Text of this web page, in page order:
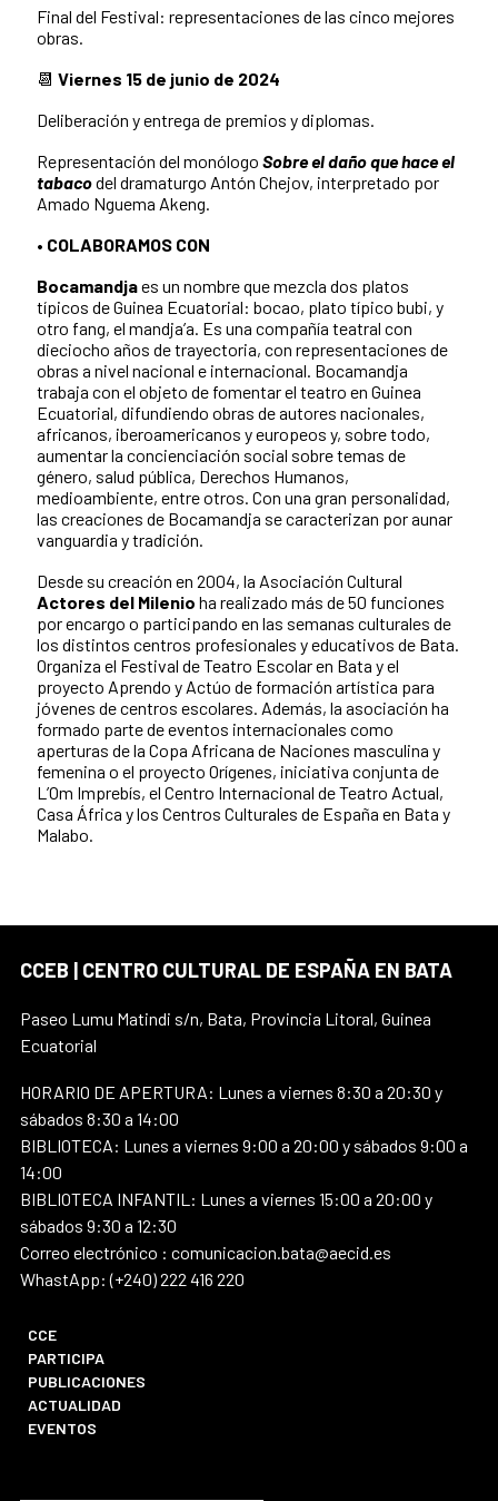
Final del Festival: representaciones de las cinco mejores
obras.
📆 Viernes 15 de junio de 2024
Deliberación y entrega de premios y diplomas.
Representación del monólogo Sobre el daño que hace el
tabacodel dramaturgo Antón Chejov, interpretado por
Amado Nguema Akeng.
• COLABORAMOS CON
Bocamandjaes un nombre que mezcla dos platos
típicos de Guinea Ecuatorial: bocao, plato típico bubi, y
otro fang, el mandja’a. Es una compañía teatral con
dieciocho años de trayectoria, con representaciones de
obras a nivel nacional e internacional. Bocamandja
trabaja con el objeto de fomentar el teatro en Guinea
Ecuatorial, difundiendo obras de autores nacionales,
africanos, iberoamericanos y europeos y, sobre todo,
aumentar la concienciación social sobre temas de
género, salud pública, Derechos Humanos,
medioambiente, entre otros. Con una gran personalidad,
las creaciones de Bocamandja se caracterizan por aunar
vanguardia y tradición.
Desde su creación en 2004, la Asociación Cultural
Actores del Milenio ha realizado más de 50 funciones
por encargo o participando en las semanas culturales de
los distintos centros profesionales y educativos de Bata.
Organiza el Festival de Teatro Escolar en Bata y el
proyecto Aprendo y Actúo de formación artística para
jóvenes de centros escolares. Además, la asociación ha
formado parte de eventos internacionales como
aperturas de la Copa Africana de Naciones masculina y
femenina o el proyecto Orígenes, iniciativa conjunta de
L’Om Imprebís, el Centro Internacional de Teatro Actual,
Casa África y los Centros Culturales de España en Bata y
Malabo.
CCEB | CENTRO CULTURAL DE ESPAÑA EN BATA
Paseo Lumu Matindi s/n, Bata, Provincia Litoral, Guinea
Ecuatorial
HORARIO DE APERTURA: Lunes a viernes 8:30 a 20:30 y
sábados 8:30 a 14:00
BIBLIOTECA: Lunes a viernes 9:00 a 20:00 y sábados 9:00 a
14:00
BIBLIOTECA INFANTIL: Lunes a viernes 15:00 a 20:00 y
sábados 9:30 a 12:30
Correo electrónico : comunicacion.bata@aecid.es
WhastApp: (+240) 222 416 220
CCE
PARTICIPA
PUBLICACIONES
ACTUALIDAD
EVENTOS